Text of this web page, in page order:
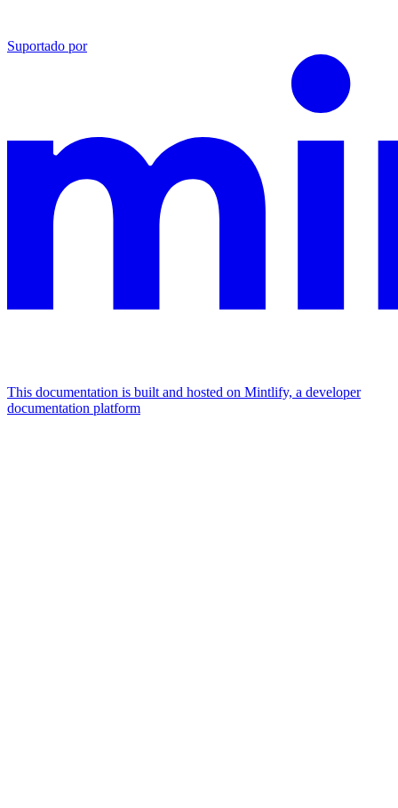
Suportado por
This documentation is built and hosted on Mintlify, a developer
documentation platform